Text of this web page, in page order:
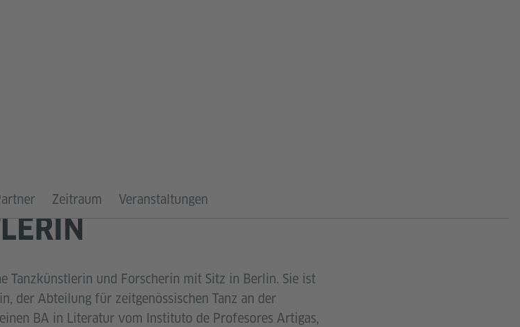
Zeitraum Veranstaltungen
Tanzkünstlerin und Forscherin mit Sitz in Berlin. Sie ist
der Abteilung für zeitgenössischen Tanz an der
BA in Literatur vom Instituto de Profesores Artigas,